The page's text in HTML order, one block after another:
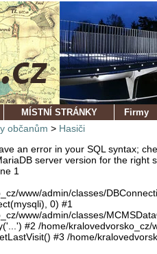
MÍSTNÍ STRÁNKY Firmy
občanům > Hasiči
an error in your SQL syntax;
server version for the right
1
www/admin/classes/
0) #1
www/admin/classes/
#2 /home/kralovedvorsko_cz/
#3 /home/